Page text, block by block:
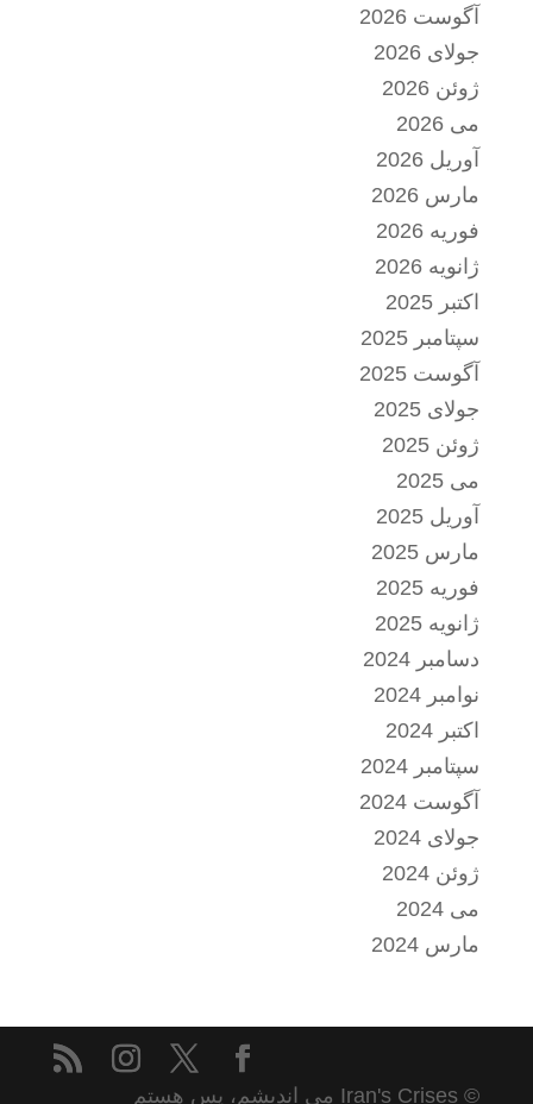
آگوست 2026
جولای 2026
ژوئن 2026
می 2026
آوریل 2026
مارس 2026
فوریه 2026
ژانویه 2026
اکتبر 2025
سپتامبر 2025
آگوست 2025
جولای 2025
ژوئن 2025
می 2025
آوریل 2025
مارس 2025
فوریه 2025
ژانویه 2025
دسامبر 2024
نوامبر 2024
اکتبر 2024
سپتامبر 2024
آگوست 2024
جولای 2024
ژوئن 2024
می 2024
مارس 2024
© Iran's Crises می اندیشم، پس هستم